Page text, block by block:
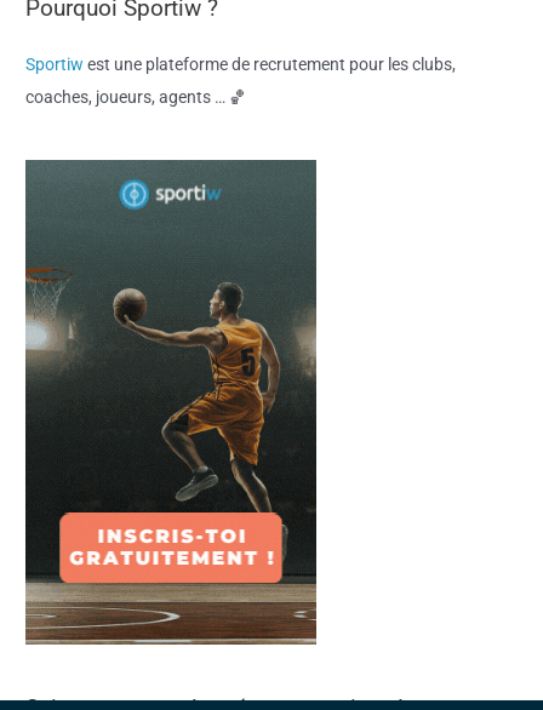
Pourquoi Sportiw ?
Sportiwest une plateforme de recrutement pour les clubs,
coaches, joueurs, agents … 🏀